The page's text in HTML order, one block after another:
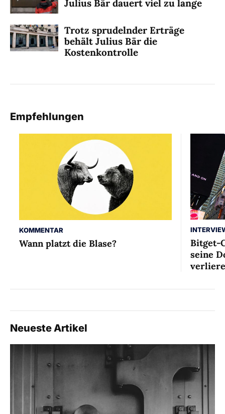
Julius Bär dauert viel zu lange
Trotz sprudelnder Erträge
behält Julius Bär die
Kostenkontrolle
Empfehlungen
KOMMENTAR
Wann platzt die Blase?
Bitget-
seine
Neueste Artikel